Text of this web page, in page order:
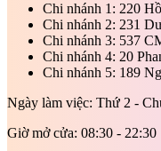
Chi nhánh 1: 220
Chi nhánh 2: 231
Chi nhánh 3: 537
Chi nhánh 4: 20
Chi nhánh 5: 189
Ngày làm việc: Thứ 2 -
Giờ mở cửa: 08:30 - 22:30